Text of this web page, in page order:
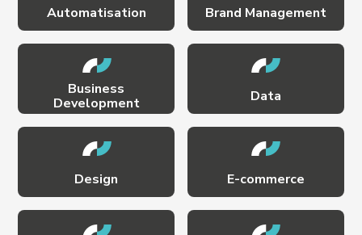
Automatisation Brand Management
Business
Development
Data
Design E-commerce